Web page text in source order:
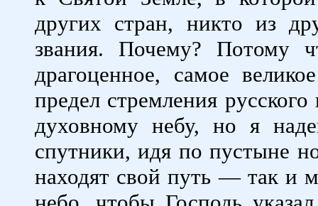
других стран, никто из
звания. Почему? Потому
драгоценное, самое
предел стремления
духовному небу, но я
спутники, идя по пустыне
находят свой путь — так и